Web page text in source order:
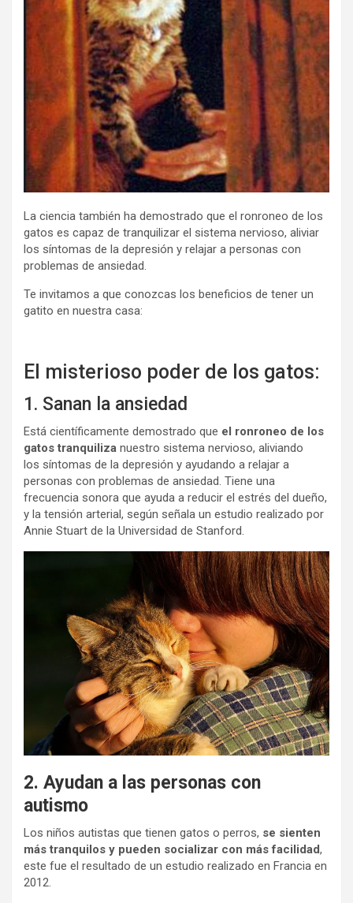
La ciencia también ha demostrado que el ronroneo de los
gatos es capaz de tranquilizar el sistema nervioso, aliviar
los síntomas de la depresión y relajar a personas con
problemas de ansiedad.
Te invitamos a que conozcas los beneficios de tener un
gatito en nuestra casa:
El misterioso poder de los gatos:
1. Sanan la ansiedad
Está científicamente demostrado que el ronroneo de los
gatos tranquiliza nuestro sistema nervioso, aliviando
los síntomas de la depresión y ayudando a relajar a
personas con problemas de ansiedad. Tiene una
frecuencia sonora que ayuda a reducir el estrés del dueño,
y la tensión arterial, según señala un estudio realizado por
Annie Stuart de la Universidad de Stanford.
2. Ayudan a las personas con
autismo
Los niños autistas que tienen gatos o perros, se sienten
más tranquilos y pueden socializar con más facilidad,
este fue el resultado de un estudio realizado en Francia en
2012.